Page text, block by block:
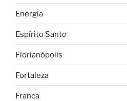
Energia
Espírito Santo
Florianópolis
Fortaleza
Franca